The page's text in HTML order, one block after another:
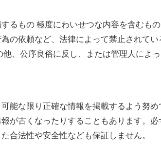
るもの 極度にわいせつな内容を含むも
の依頼など、法律によって禁止されてい
、公序良俗に反し、または管理人によ
能な限り正確な情報を掲載するよう努め
が古くなったりすることもあります。必
合法性や安全性なども保証しません。